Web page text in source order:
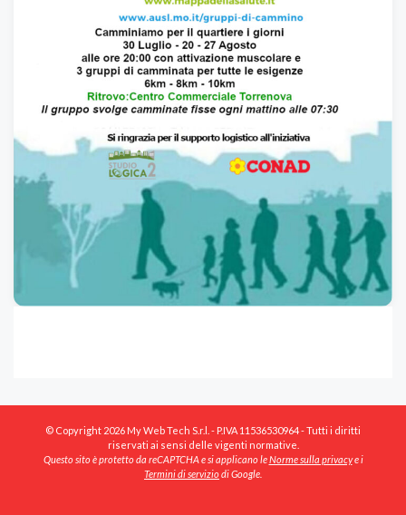
© Copyright 2026 My Web Tech S.r.l. - P.IVA 11536530964 - Tutti i diritti
riservati ai sensi delle vigenti normative.
Questo sito è protetto da reCAPTCHA e si applicano leNorme sulla privacye i
Termini di serviziodi Google.